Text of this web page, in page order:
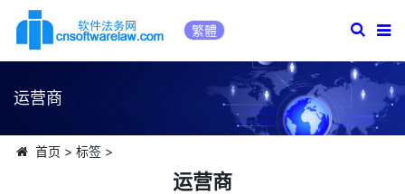
繁體
运营商
首页 > 标签>
运营商